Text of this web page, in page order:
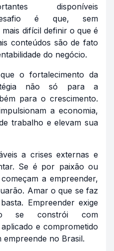
disponíveis
é que, sem
difícil definir o que é
conteúdos são de fato
do negócio.
o fortalecimento da
não só para a
para o crescimento.
a economia,
trabalho e elevam sua
a crises externas e
Se é por paixão ou
a empreender,
Amar o que se faz
Empreender exige
se constrói com
e comprometido
empreende no Brasil.